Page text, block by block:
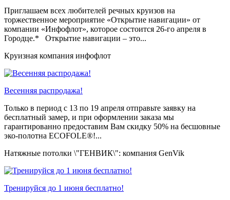
Приглашаем всех любителей речных круизов на
торжественное мероприятие «Открытие навигации» от
компании «Инфофлот», которое состоится 26-го апреля в
Городце.* Открытие навигации – это...
Круизная компания инфофлот
Весенняя распродажа!
Только в период c 13 по 19 апреля отправьте заявку на
бесплатный замер, и при оформлении заказа мы
гарантированно предоставим Вам скидку 50% на бесшовные
эко-полотна ECOFOLE®!...
Натяжные потолки \"ГЕНВИК\": компания GenVik
Тренируйся до 1 июня бесплатно!